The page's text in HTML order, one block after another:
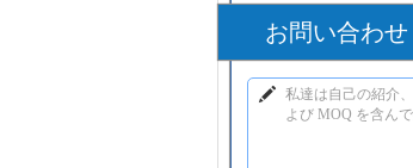
お問い合わせ